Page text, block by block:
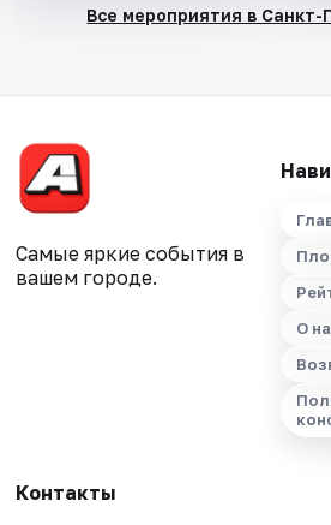
Все мероприятия в Санкт-
Самые яркие события в
вашем городе.
О
Контакты